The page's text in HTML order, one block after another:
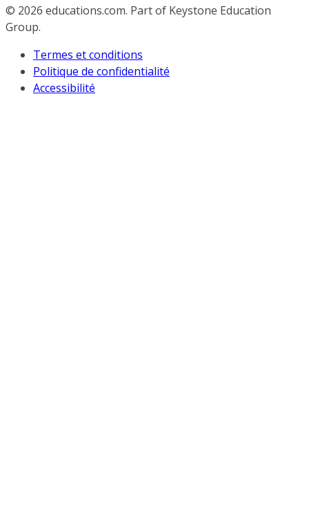
© 2026 educations.com. Part of Keystone Education
Group.
Termes et conditions
Politique de confidentialité
Accessibilité